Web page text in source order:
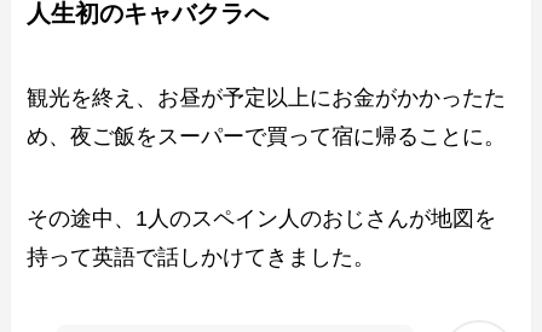
人生初のキャバクラへ
観光を終え、お昼が予定以上にお金がかかったた
め、夜ご飯をスーパーで買って宿に帰ることに。
その途中、1人のスペイン人のおじさんが地図を
持って英語で話しかけてきました。